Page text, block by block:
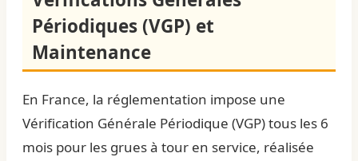
Périodiques (VGP) et
Maintenance
En France, la réglementation impose une
Vérification Générale Périodique (VGP) tous les 6
mois pour les grues à tour en service, réalisée